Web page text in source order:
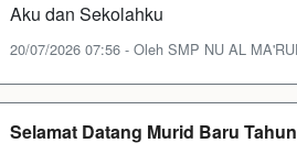
Aku dan Sekolahku
20/07/2026 07:56 - Oleh SMP NU AL
Selamat Datang Murid Baru